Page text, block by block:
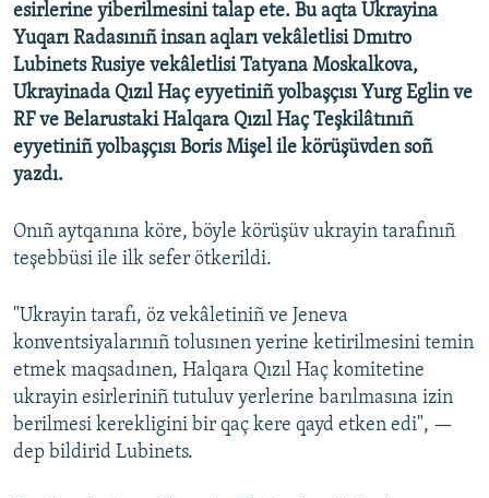
RFE/RS bütün saytları
esirlerine yiberilmesini talap ete. Bu aqta Ukrayina
Yuqarı Radasınıñ insan aqları vekâletlisi Dmıtro
Lubinets Rusiye vekâletlisi Tatyana Moskalkova,
Ukrayinada Qızıl Haç eyyetiniñ yolbaşçısı Yurg Eglin ve
RF ve Belarustaki Halqara Qızıl Haç Teşkilâtınıñ
eyyetiniñ yolbaşçısı Boris Mişel ile körüşüvden soñ
yazdı.
Onıñ aytqanına köre, böyle körüşüv ukrayin tarafınıñ
teşebbüsi ile ilk sefer ötkerildi.
"Ukrayin tarafı, öz vekâletiniñ ve Jeneva
konventsiyalarınıñ tolusınen yerine ketirilmesini temin
etmek maqsadınen, Halqara Qızıl Haç komitetine
ukrayin esirleriniñ tutuluv yerlerine barılmasına izin
berilmesi kerekligini bir qaç kere qayd etken edi", —
dep bildirid Lubinets.